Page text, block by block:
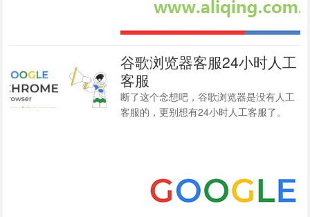
谷歌浏览器客服24小时人工
客服
断了这个念想吧，谷歌浏览器是没有人工
客服的，更别想有24小时人工客服了。